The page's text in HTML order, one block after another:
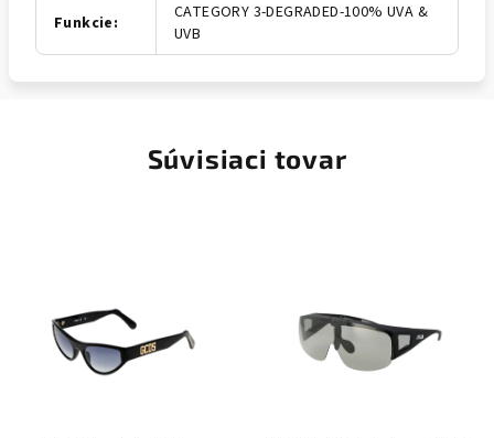
Funkcie:
CATEGORY 3-DEGRADED-100% UVA &
UVB
Súvisiaci tovar